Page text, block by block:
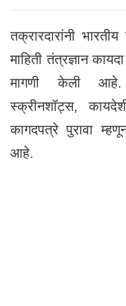
तक्रारदारांनी
माहिती तंत्रज्ञान
मागणी केली आहे.
स्क्रीनशॉट्स,
कागदपत्रे पुरावा
आहे.